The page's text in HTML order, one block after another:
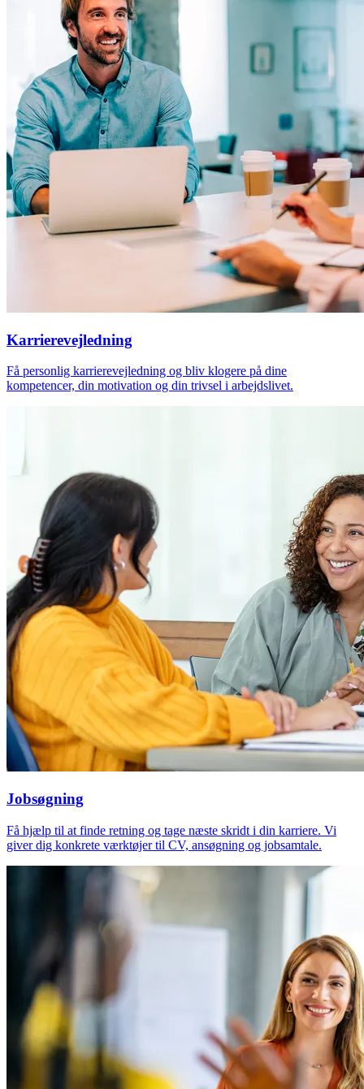
Karrierevejledning
Få personlig karrierevejledning og bliv klogere på dine
kompetencer, din motivation og din trivsel i arbejdslivet.
Jobsøgning
Få hjælp til at finde retning og tage næste skridt i din karriere. Vi
giver dig konkrete værktøjer til CV, ansøgning og jobsamtale.